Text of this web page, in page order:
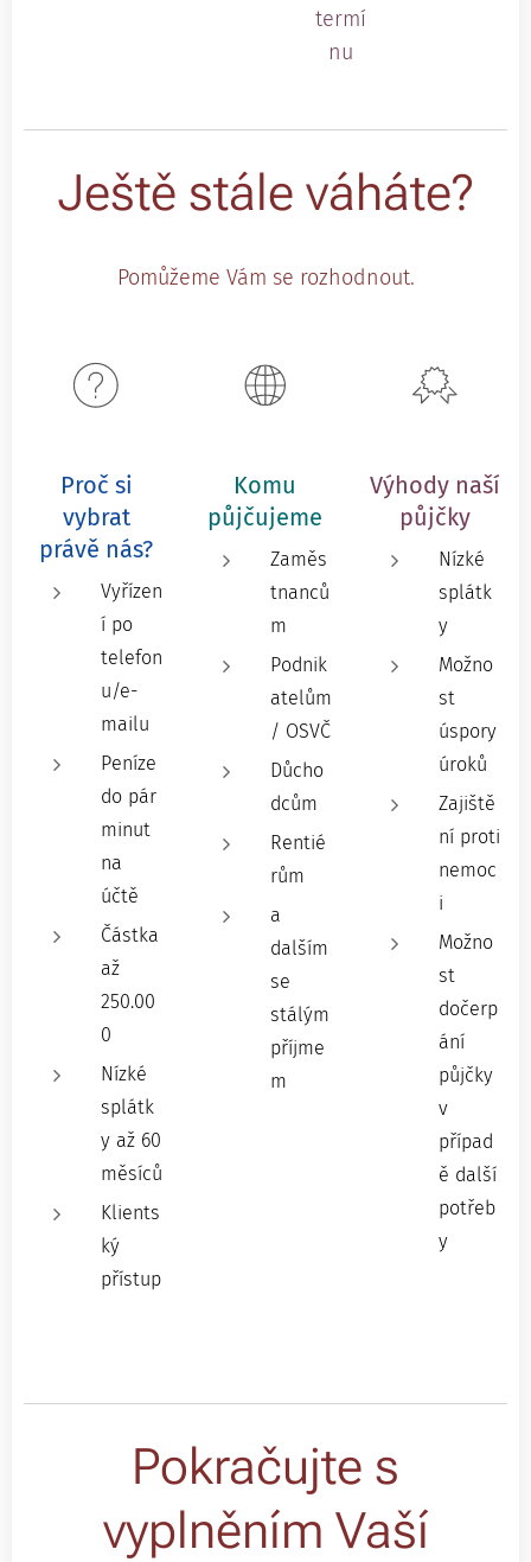
termí
nu
Ještě stále váháte?
Pomůžeme Vám se rozhodnout.
Proč si
vybrat
právě nás?
Vyřízen
í po
telefon
u/e-
mailu
Peníze
do pár
minut
na
účtě
Částka
až
250.00
0
Nízké
splátk
y až 60
měsíců
Klients
ký
přístup
Komu
půjčujeme
Zaměs
tnanců
m
Podnik
atelům
/ OSVČ
Důcho
dcům
Rentié
rům
a
dalším
se
stálým
příjme
m
Výhody naší
půjčky
Nízké
splátk
y
Možno
st
úspory
úroků
Zajiště
ní proti
nemoc
i
Možno
st
dočerp
ání
půjčky
v
případ
ě další
potřeb
y
Pokračujte s
vyplněním Vaší